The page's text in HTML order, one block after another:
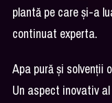
plantă pe care și-a
continuat experta.
Apa pură și solvenții
Un aspect inovativ